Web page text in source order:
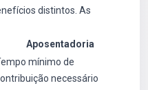
distintos. As
Aposentadoria
mínimo de
necessário